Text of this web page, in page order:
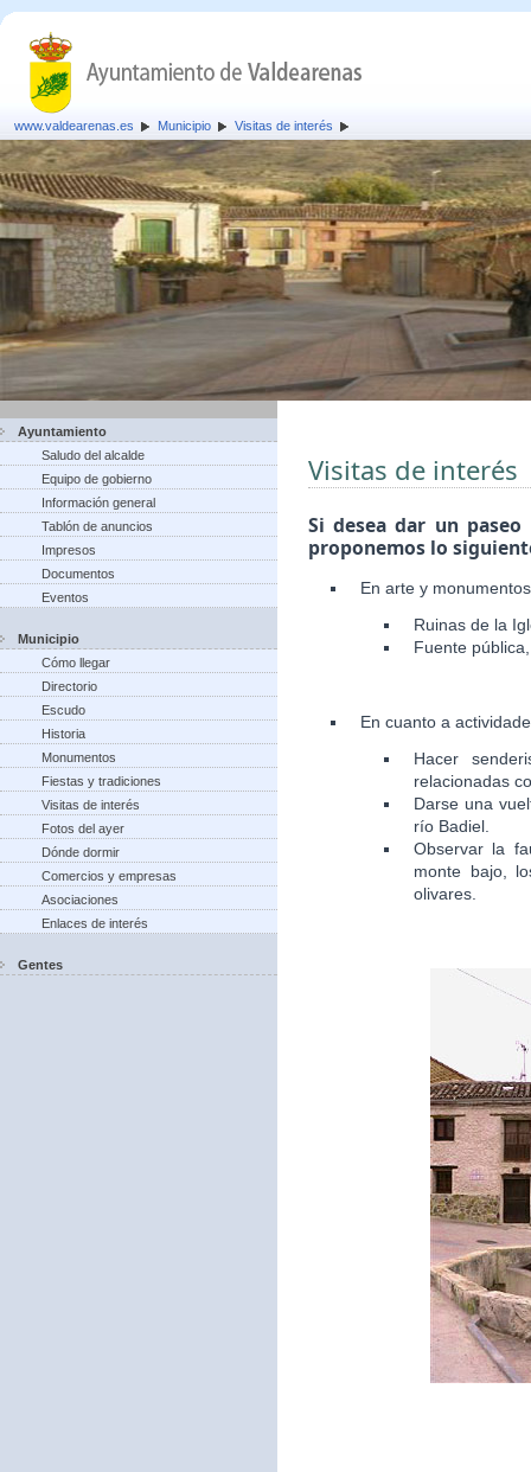
www.valdearenas.es Municipio Visitas de interés
Ayuntamiento
Saludo del alcalde
Equipo de gobierno
Información general
Tablón de anuncios
Impresos
Documentos
Eventos
Municipio
Cómo llegar
Directorio
Escudo
Historia
Monumentos
Fiestas y tradiciones
Visitas de interés
Fotos del ayer
Dónde dormir
Comercios y empresas
Asociaciones
Enlaces de interés
Gentes
Visitas de interés
Si desea dar un
proponemos lo
En arte y
Ruinas de la
Fuente
En cuanto a
Hacer
relacionadas
Darse una
río Badiel.
Observar la
monte bajo,
olivares.